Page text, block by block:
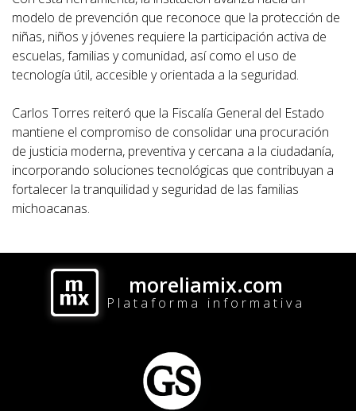
modelo de prevención que reconoce que la protección de
niñas, niños y jóvenes requiere la participación activa de
escuelas, familias y comunidad, así como el uso de
tecnología útil, accesible y orientada a la seguridad.
Carlos Torres reiteró que la Fiscalía General del Estado
mantiene el compromiso de consolidar una procuración
de justicia moderna, preventiva y cercana a la ciudadanía,
incorporando soluciones tecnológicas que contribuyan a
fortalecer la tranquilidad y seguridad de las familias
michoacanas.
moreliamix.com
Plataforma informativa